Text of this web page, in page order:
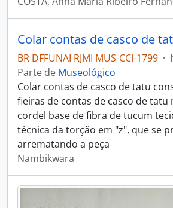
Colar contas de casco de
BR DFFUNAI RJMI MUS-CCI-1799 ·
Parte de Museológico
Colar contas de casco de tatu
fieiras de contas de casco de
cordel base de fibra de tucum
técnica da torção em "z", que se
arrematando a peça
Nambikwara